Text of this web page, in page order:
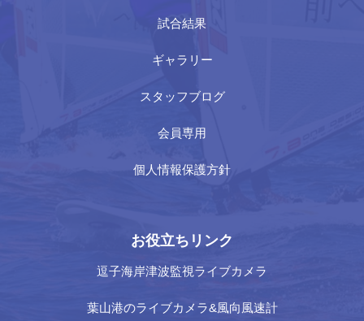
試合結果
ギャラリー
スタッフブログ
会員専用
個人情報保護方針
お役立ちリンク
逗子海岸津波監視ライブカメラ
葉山港のライブカメラ&風向風速計